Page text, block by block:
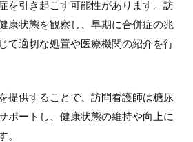
を引き起こす可能性があります。訪
康状態を観察し、早期に合併症の兆
て適切な処置や医療機関の紹介を行
提供することで、訪問看護師は糖尿
ポートし、健康状態の維持や向上に
。